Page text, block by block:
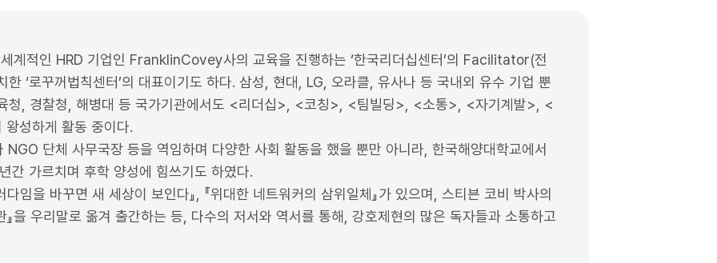
계적인 HRD 기업인 FranklinCovey사의 교육을 진행하는 ‘한국리더십센터’의 Facilitator(전
‘로꾸꺼법칙센터’의 대표이기도 하다. 삼성, 현대, LG, 오라클, 유사나 등 국내외 유수 기업 뿐
청, 경찰청, 해병대 등 국가기관에서도 <리더십>, <코칭>, <팀빌딩>, <소통>, <자기계발>, <
성하게 활동 중이다.
단체 사무국장 등을 역임하며 다양한 사회 활동을 했을 뿐만 아니라, 한국해양대학교에서
간 가르치며 후학 양성에 힘쓰기도 하였다.
다임을 바꾸면 새 세상이 보인다』, 『위대한 네트워커의 삼위일체』가 있으며, 스티븐 코비 박사의
』을 우리말로 옮겨 출간하는 등, 다수의 저서와 역서를 통해, 강호제현의 많은 독자들과 소통하고